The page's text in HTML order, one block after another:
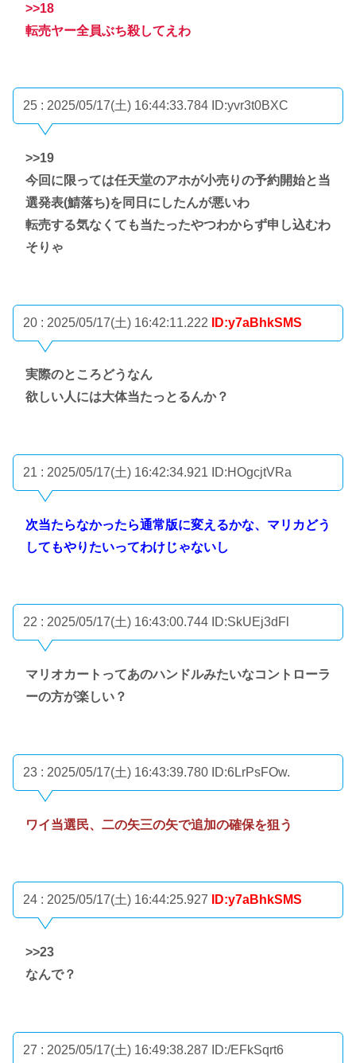
>>18
転売ヤー全員ぶち殺してえわ
25 : 2025/05/17(土) 16:44:33.784 ID:yvr3t0BXC
>>19
今回に限っては任天堂のアホが小売りの予約開始と当
選発表(鯖落ち)を同日にしたんが悪いわ
転売する気なくても当たったやつわからず申し込むわ
そりゃ
20 : 2025/05/17(土) 16:42:11.222 ID:y7aBhkSMS
実際のところどうなん
欲しい人には大体当たっとるんか？
21 : 2025/05/17(土) 16:42:34.921 ID:HOgcjtVRa
次当たらなかったら通常版に変えるかな、マリカどう
してもやりたいってわけじゃないし
22 : 2025/05/17(土) 16:43:00.744 ID:SkUEj3dFl
マリオカートってあのハンドルみたいなコントローラ
ーの方が楽しい？
23 : 2025/05/17(土) 16:43:39.780 ID:6LrPsFOw.
ワイ当選民、二の矢三の矢で追加の確保を狙う
24 : 2025/05/17(土) 16:44:25.927 ID:y7aBhkSMS
>>23
なんで？
27 : 2025/05/17(土) 16:49:38.287 ID:/EFkSqrt6